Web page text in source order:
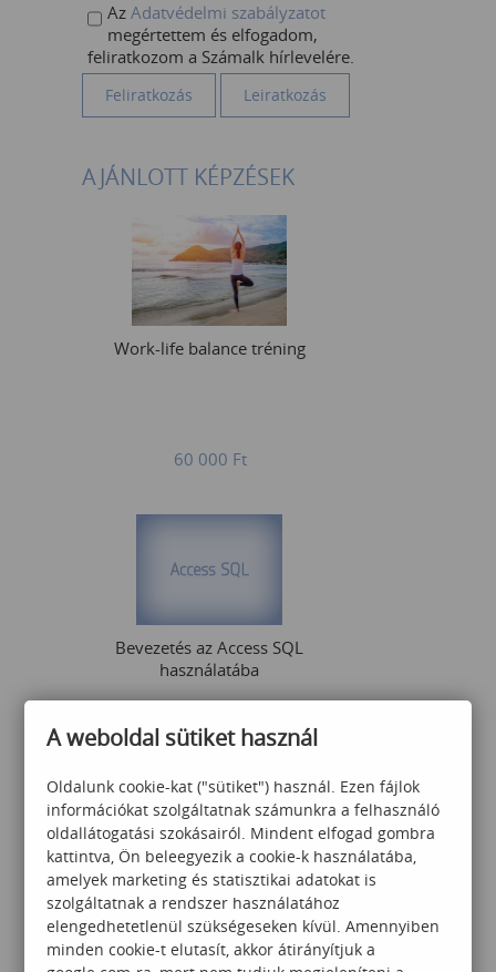
Az Adatvédelmi szabályzatot
megértettem és elfogadom,
feliratkozom a Számalk hírlevelére.
AJÁNLOTT KÉPZÉSEK
Work-life balance tréning
60 000 Ft
Bevezetés az Access SQL
használatába
Windows Server
A weboldal sütiket használ
Oldalunk cookie-kat ("sütiket") használ. Ezen fájlok
információkat szolgáltatnak számunkra a felhasználó
oldallátogatási szokásairól. Mindent elfogad gombra
kattintva, Ön beleegyezik a cookie-k használatába,
amelyek marketing és statisztikai adatokat is
szolgáltatnak a rendszer használatához
elengedhetetlenül szükségeseken kívül. Amennyiben
minden cookie-t elutasít, akkor átirányítjuk a